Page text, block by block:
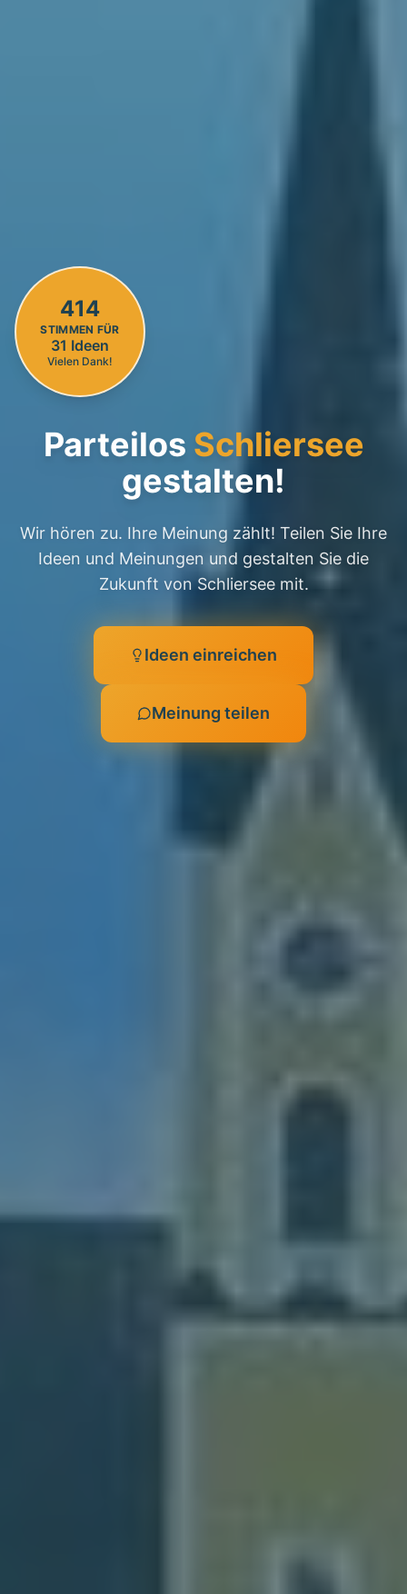
414
STIMMEN FÜR
31 Ideen
Vielen Dank!
Parteilos Schliersee
gestalten!
Wir hören zu. Ihre Meinung zählt! Teilen Sie Ihre
Ideen und Meinungen und gestalten Sie die
Zukunft von Schliersee mit.
Ideen einreichen
Meinung teilen